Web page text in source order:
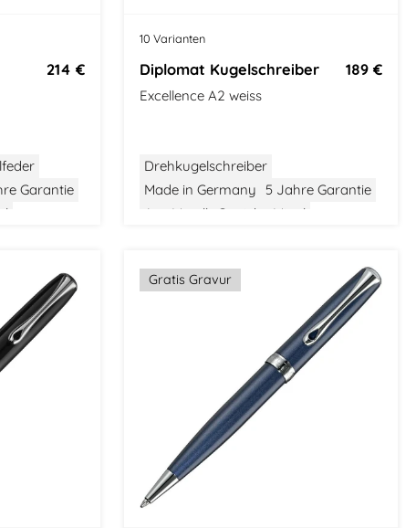
214 €
Garantie
10 Varianten
Diplomat Kugelschreiber 189 €
Excellence A2 weiss
Drehkugelschreiber
Made in Germany
5 Jahre Garantie
Aus Metall
Gewicht: Mittel
Gratis Gravur